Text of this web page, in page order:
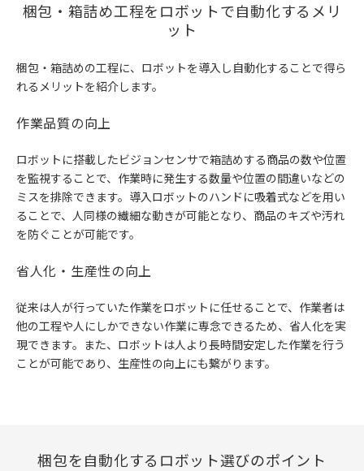
梱包・箱詰め工程をロボットで自動化するメリ
ット
梱包・箱詰めの工程に、ロボットを導入し自動化することで得ら
れるメリットを紹介します。
作業品質の向上
ロボットに搭載したビジョンセンサで箱詰めする商品の数や位置
を監視することで、作業時に発生する数量や位置の間違いなどの
ミスを排除できます。導入ロボットのハンドに吸着式などを用い
ることで、人同様の繊細な動きが可能となり、商品のキズや汚れ
を防ぐことが可能です。
省人化・生産性の向上
従来は人が行っていた作業をロボットに任せることで、作業者は
他の工程や人にしかできない作業に専念できるため、省人化を実
現できます。また、ロボットは人より長時間安定した作業を行う
ことが可能であり、生産性の向上にも繋がります。
梱包を自動化するロボット選びのポイント